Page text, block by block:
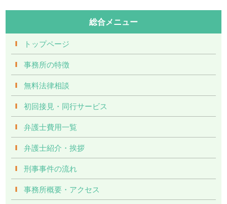
総合メニュー
トップページ
事務所の特徴
無料法律相談
初回接見・同行サービス
弁護士費用一覧
弁護士紹介・挨拶
刑事事件の流れ
事務所概要・アクセス